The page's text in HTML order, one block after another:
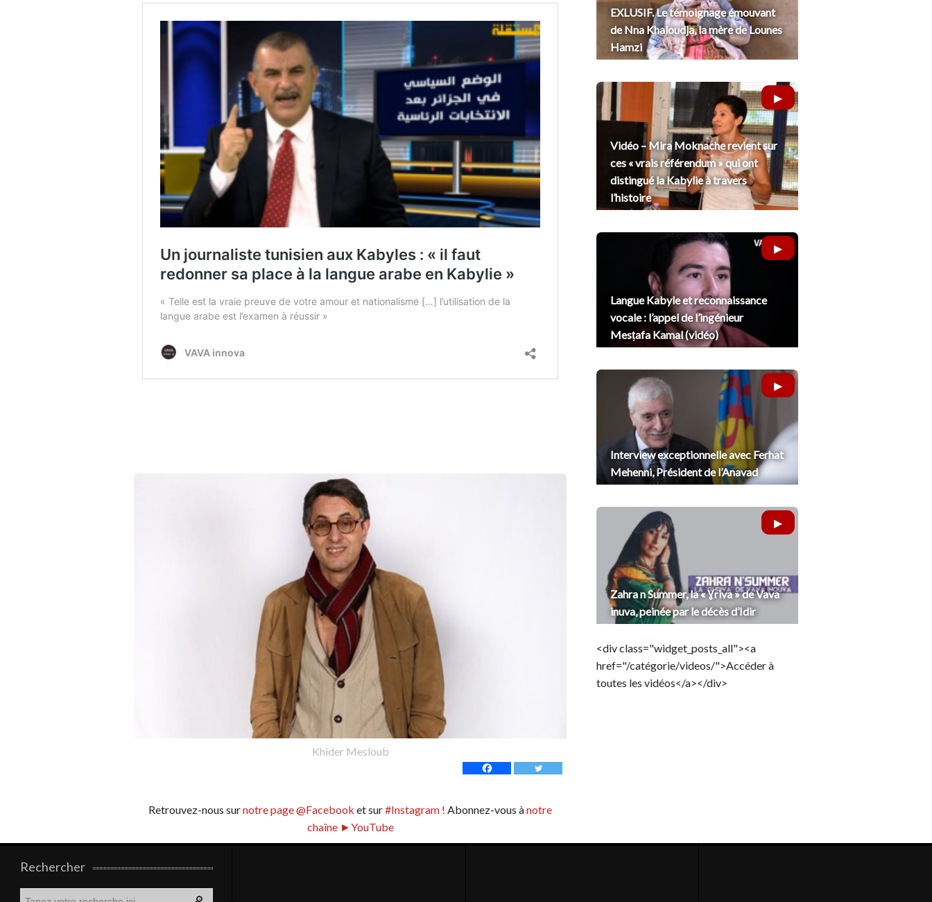
Khider Mesloub
Retrouvez-nous surnotre page @Facebook et sur#Instagram ! Abonnez-vous ànotre
chaîne ►YouTube
EXLUSIF. Le témoignage émouvant
de Nna Khaloudja, la mère de Lounes
Hamzi
Vidéo – Mira Moknache revient sur
ces « vrais référendum » qui ont
distingué la Kabylie à travers
l’histoire
Langue Kabyle et reconnaissance
vocale : l’appel de l’ingénieur
Mesṭafa Kamal (vidéo)
Interview exceptionnelle avec Ferhat
Mehenni, Président de l’Anavad
Zahra n Summer, la « Ɣriva » de Vava
inuva, peinée par le décès d’Idir
<div class="widget_posts_all"><a
href="/catégorie/videos/">Accéder à
toutes les vidéos</a></div>
Rechercher